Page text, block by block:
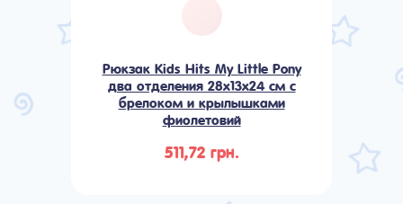
Рюкзак Kids Hits My Little Pony
два отделения 28x13x24 см с
брелоком и крылышками
фиолетовий
511,72 грн.